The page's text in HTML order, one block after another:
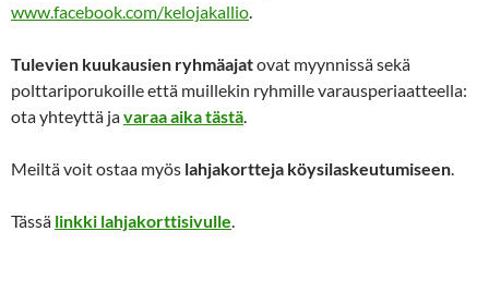
www.facebook.com/kelojakallio.
Tulevien kuukausien ryhmäajatovat myynnissä sekä
polttariporukoille että muillekin ryhmille varausperiaatteella:
ota yhteyttä javaraa aika tästä.
Meiltä voit ostaa myös lahjakortteja köysilaskeutumiseen.
Tässä linkki lahjakorttisivulle.